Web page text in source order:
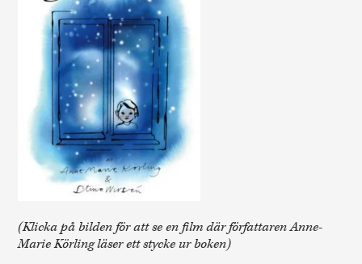
(Klicka på bilden för att se en film där författaren Anne-
Marie Körling läser ett stycke ur boken)